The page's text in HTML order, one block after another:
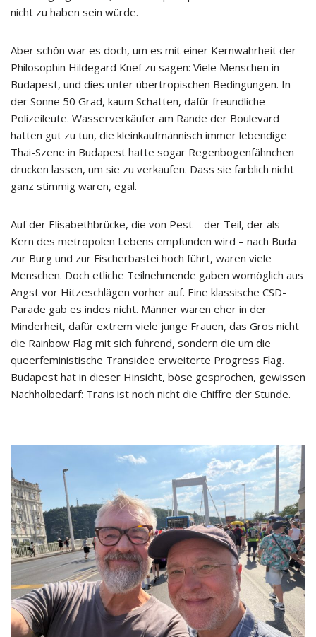
nicht zu haben sein würde.
Aber schön war es doch, um es mit einer Kernwahrheit der
Philosophin Hildegard Knef zu sagen: Viele Menschen in
Budapest, und dies unter übertropischen Bedingungen. In
der Sonne 50 Grad, kaum Schatten, dafür freundliche
Polizeileute. Wasserverkäufer am Rande der Boulevard
hatten gut zu tun, die kleinkaufmännisch immer lebendige
Thai-Szene in Budapest hatte sogar Regenbogenfähnchen
drucken lassen, um sie zu verkaufen. Dass sie farblich nicht
ganz stimmig waren, egal.
Auf der Elisabethbrücke, die von Pest – der Teil, der als
Kern des metropolen Lebens empfunden wird – nach Buda
zur Burg und zur Fischerbastei hoch führt, waren viele
Menschen. Doch etliche Teilnehmende gaben womöglich aus
Angst vor Hitzeschlägen vorher auf. Eine klassische CSD-
Parade gab es indes nicht. Männer waren eher in der
Minderheit, dafür extrem viele junge Frauen, das Gros nicht
die Rainbow Flag mit sich führend, sondern die um die
queerfeministische Transidee erweiterte Progress Flag.
Budapest hat in dieser Hinsicht, böse gesprochen, gewissen
Nachholbedarf: Trans ist noch nicht die Chiffre der Stunde.